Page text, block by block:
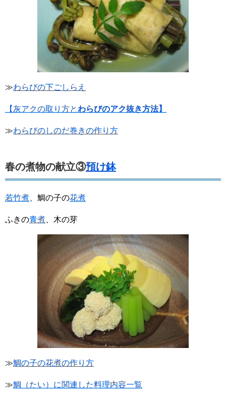
≫わらびの下ごしらえ
【灰アクの取り方とわらびのアク抜き方法】
≫わらびのしのだ巻きの作り方
春の煮物の献立③預け鉢
若竹煮 、鯛の子の花煮
ふきの青煮 、木の芽
≫鯛の子の花煮の作り方
≫鯛（たい）に関連した料理内容一覧